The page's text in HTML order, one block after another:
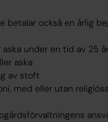
betalar också en årlig
aska under en tid av 25
aska
av stoft
med eller utan